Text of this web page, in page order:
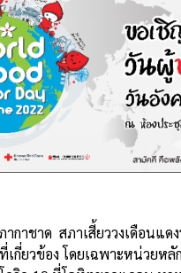
าชาด สภาเสี้ยววงเดือนแด
กี่ยวข้อง โดยเฉพาะหน่วยห